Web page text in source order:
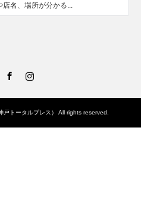
名、場所が分かる...
トータルプレス） All rights reserved.